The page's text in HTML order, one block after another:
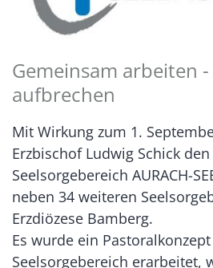
Gemeinsam arbeiten
aufbrechen
Mit Wirkung zum 1.
Erzbischof Ludwig Schick
Seelsorgebereich AURACH-
neben 34 weiteren
Erzdiözese Bamberg.
Es wurde ein
Seelsorgebereich erarbeitet,